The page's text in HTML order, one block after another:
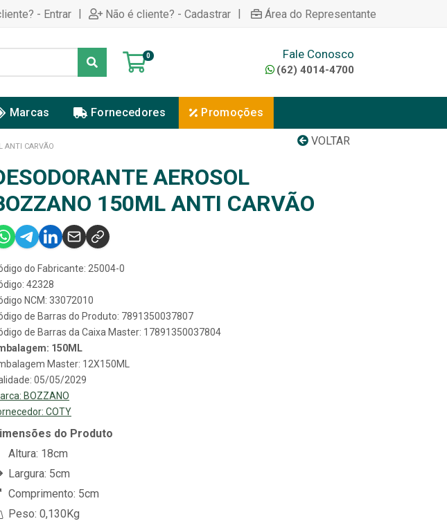
- Entrar | Não é cliente? - Cadastrar | Área do Representante
0 Fale Conosco
(62) 4014-4700
Marcas Fornecedores Promoções
VOLTAR
ANTI CARVÃO
AEROSOL
150ML ANTI CARVÃO
do Fabricante: 25004-0
42328
NCM: 33072010
de Barras do Produto: 7891350037807
de Barras da Caixa Master: 17891350037804
150ML
Master: 12X150ML
05/05/2029
BOZZANO
COTY
do Produto
Altura: 18cm
Largura: 5cm
Comprimento: 5cm
Peso: 0,130Kg